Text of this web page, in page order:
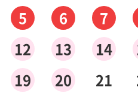
5 6 7
12 13 14
19 20 21